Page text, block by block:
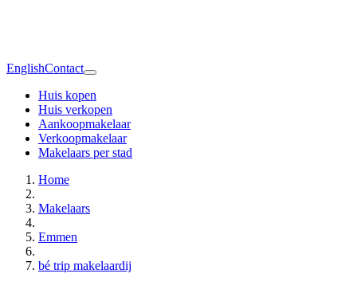
EnglishContact
Huis kopen
Huis verkopen
Aankoopmakelaar
Verkoopmakelaar
Makelaars per stad
Home
Makelaars
Emmen
bé trip makelaardij